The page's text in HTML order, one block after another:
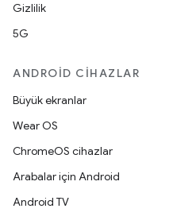
Gizlilik
5G
ANDROID CIHAZLAR
Büyük ekranlar
Wear OS
ChromeOS cihazlar
Arabalar için Android
Android TV